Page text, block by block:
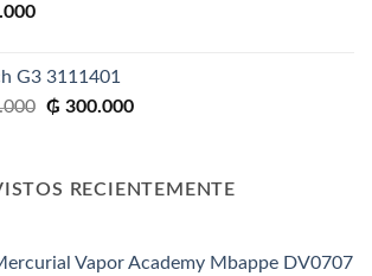
G3 3111401
El
era:
₲ 300.000El
es:
RECIENTEMENTE
Vapor Academy Mbappe DV0707